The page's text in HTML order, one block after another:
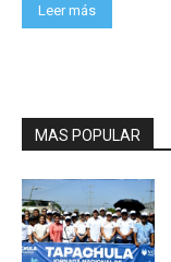
Leer más
MAS POPULAR